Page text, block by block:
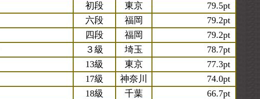
初段 東京
79.5pt
六段 福岡
79.2pt
四段 福岡
79.2pt
３級 埼玉
78.7pt
13級 東京
77.3pt
17級 神奈川
74.0pt
18級 千葉
66.7pt